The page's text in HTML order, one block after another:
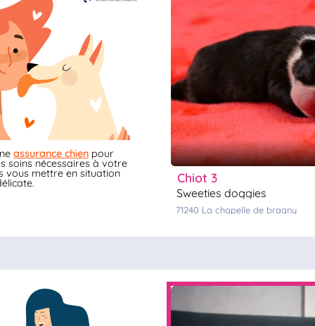
assurance chienpour
soins nécessaires à votre
vous mettre en situation chiot 3
sweeties doggies
71240 la chapelle de bragny